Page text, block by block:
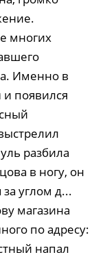
многих
Именно в
появился
разбила
в ногу, он
углом д...
магазина
по адресу:
напал